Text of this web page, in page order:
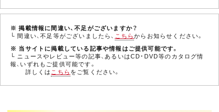
※ 掲載情報に間違い、不足がございますか？
└ 間違い、不足等がございましたら、 こちらからお知らせください。
※ 当サイトに掲載している記事や情報はご提供可能です。
└ ニュースやレビュー等の記事、あるいはCD・DVD等のカタログ情
報、いずれもご提供可能です。
詳しくはこちら をご覧ください。